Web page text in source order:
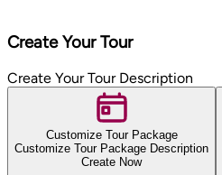
Create Your Tour
Create Your Tour Description
Customize Tour Package
Customize Tour Package Description
Create Now